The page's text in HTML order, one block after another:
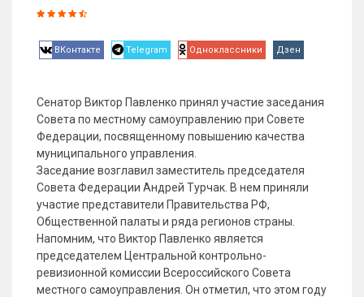
ВКонтакте Telegram Одноклассники Дзен
Сенатор Виктор Павленко принял участие заседания
Совета по местному самоуправлению при Совете
Федерации, посвященному повышению качества
муниципального управления.
Заседание возглавил заместитель председателя
Совета Федерации Андрей Турчак. В нем приняли
участие представители Правительства РФ,
Общественной палаты и ряда регионов страны.
Напомним, что Виктор Павленко является
председателем Центральной контрольно-
ревизионной комиссии Всероссийского Совета
местного самоуправления. Он отметил, что этом году